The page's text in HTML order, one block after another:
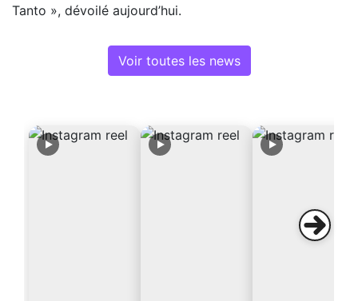
Tanto », dévoilé aujourd’hui.
Voir toutes les news